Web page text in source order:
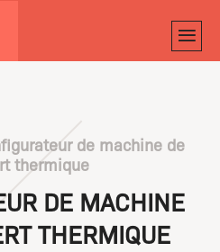
de machine de
thermique
DE MACHINE
THERMIQUE